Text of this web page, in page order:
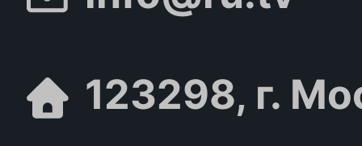
123298, г.